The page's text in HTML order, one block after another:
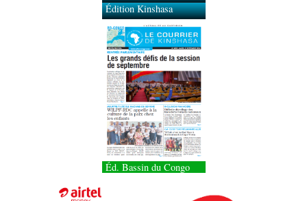
Édition Kinshasa
Éd. Bassin du Congo